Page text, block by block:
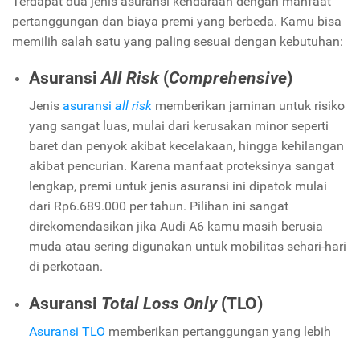
pertanggungan dan biaya premi yang berbeda. Kamu bisa
memilih salah satu yang paling sesuai dengan kebutuhan:
AsuransiAll Risk(Comprehensive)
Jenis asuransi all riskmemberikan jaminan untuk risiko
yang sangat luas, mulai dari kerusakan minor seperti
baret dan penyok akibat kecelakaan, hingga kehilangan
akibat pencurian. Karena manfaat proteksinya sangat
lengkap, premi untuk jenis asuransi ini dipatok mulai
dari Rp6.689.000 per tahun. Pilihan ini sangat
direkomendasikan jika Audi A6 kamu masih berusia
muda atau sering digunakan untuk mobilitas sehari-hari
di perkotaan.
Asuransi Total Loss Only(TLO)
Asuransi TLO memberikan pertanggungan yang lebih